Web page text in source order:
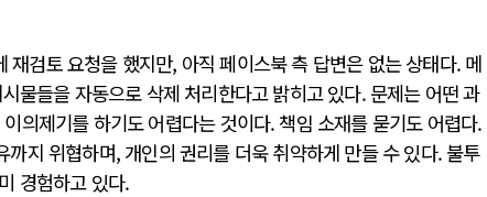
검토 요청을 했지만, 아직 페이스북 측 답변은 없는 상태다. 메
물들을 자동으로 삭제 처리한다고 밝히고 있다. 문제는 어떤 과
의제기를 하기도 어렵다는 것이다. 책임 소재를 묻기도 어렵다.
지 위협하며, 개인의 권리를 더욱 취약하게 만들 수 있다. 불투
경험하고 있다.